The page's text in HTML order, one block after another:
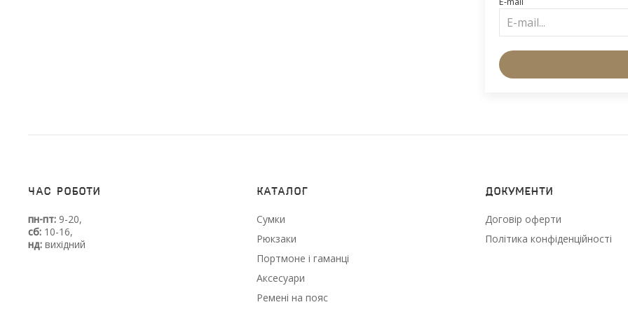
Час роботи
пн-пт: 9-20,
сб: 10-16,
нд: вихідний
Каталог
Сумки
Рюкзаки
Портмоне і гаманці
Аксесуари
Ремені на пояс
Документи
Договір оферти
Політика конфіденційності